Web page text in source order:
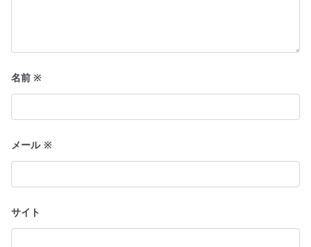
名前※
メール ※
サイト